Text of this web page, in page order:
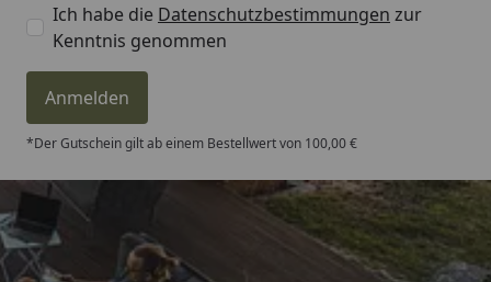
Ich habe die Datenschutzbestimmungen zur
Kenntnis genommen
Anmelden
*Der Gutschein gilt ab einem Bestellwert von 100,00 €
Trusted Shops